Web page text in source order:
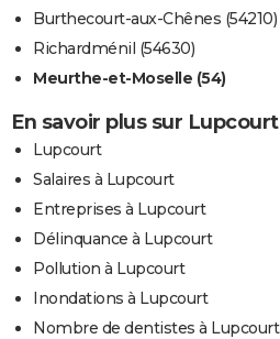
Burthecourt-aux-Chênes (54210)
Richardménil (54630)
Meurthe-et-Moselle (54)
En savoir plus sur Lupcourt
Lupcourt
Salaires à Lupcourt
Entreprises à Lupcourt
Délinquance à Lupcourt
Pollution à Lupcourt
Inondations à Lupcourt
Nombre de dentistes à Lupcourt